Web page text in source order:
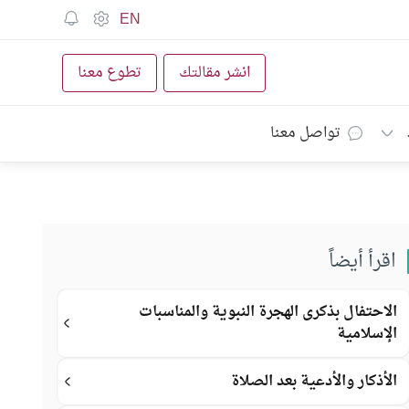
EN
انشر مقالتك تطوع معنا
تواصل معنا
اقرأ أيضاً
الاحتفال بذكرى الهجرة النبوية والمناسبات
الإسلامية
الأذكار والأدعية بعد الصلاة